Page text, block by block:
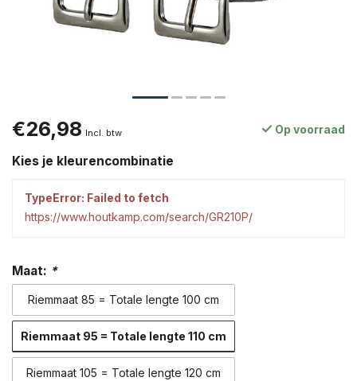
€26,98 Incl. btw Op voorraad
Kies je kleurencombinatie
TypeError: Failed to fetch
https://www.houtkamp.com/search/GR210P/
Maat: *
Riemmaat 85 = Totale lengte 100 cm
Riemmaat 95 = Totale lengte 110 cm
Riemmaat 105 = Totale lengte 120 cm